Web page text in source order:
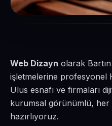
Web Dizayn olarak
işletmelerine profesyonel
Ulus esnafı ve firmaları
kurumsal görünümlü,
hazırlıyoruz.